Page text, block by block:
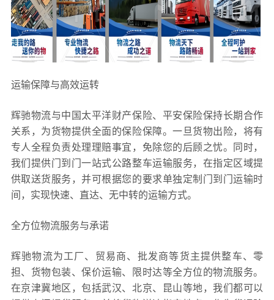
运输保障与高效运转
辉驰物流与中国太平洋财产保险、平安保险保持长期合作
关系，为货物提供全面的保险保障。一旦货物出险，将有
专人全程负责处理理赔事宜，免除您的后顾之忧。同时，
我们提供门到门一站式公路整车运输服务，在指定区域提
供取送货服务，并可根据您的要求单独定制门到门运输时
间，实现快速、直达、无中转的运输方式。
全方位物流服务与承诺
辉驰物流为工厂、贸易商、批发商等货主提供整车、零
担、货物包装、保价运输、限时达等全方位的物流服务。
在京津冀地区，包括武汉、北京、昆山等地，我们都可以